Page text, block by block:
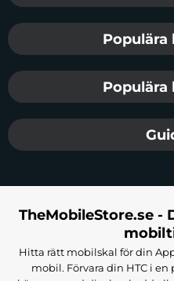
TheMobileStore.se -
Hitta rätt mobilskal för din
mobil. Förvara din HTC i en